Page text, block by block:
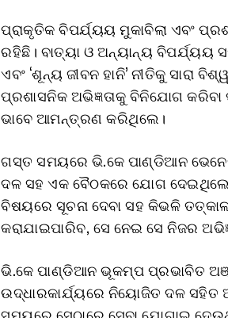
ପ୍ରାକୃତିକ ବିପର୍ଯ୍ୟୟ ମୁକାବିଲା ଏବଂ
ରହିଛି। ବାତ୍ୟା ଓ ଅନ୍ୟାନ୍ୟ
ଏବଂ ‘ଶୂନ୍ୟ ଜୀବନ ହାନି’ ନୀତିକୁ
ପ୍ରଶାସନିକ ଅଭିଜ୍ଞତାକୁ ବିନିଯୋଗ
ଭାବେ ଆମନ୍ତ୍ରଣ କରିଥିଲେ।
ଗସ୍ତ ସମୟରେ ଭି.କେ ପାଣ୍ଡିଆନ
ଦଳ ସହ ଏକ ବୈଠକରେ ଯୋଗ
ବିଷୟରେ ସୂଚନା ଦେବା ସହ କିଭଳି
କରାଯାଇପାରିବ, ସେ ନେଇ ସେ ନିଜର
ଭି.କେ ପାଣ୍ଡିଆନ ଭୂକମ୍ପ ପ୍ରଭାବିତ
ଉଦ୍ଧାରକାର୍ଯ୍ୟରେ ନିୟୋଜିତ ଦଳ